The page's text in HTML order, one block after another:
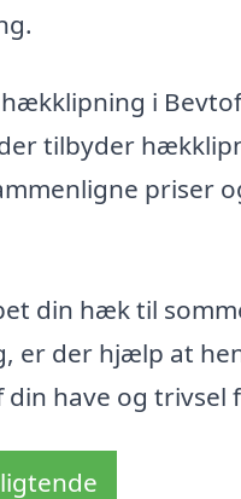
i
tilbyder
priser
din hæk til
er der hjælp at
have og trivsel